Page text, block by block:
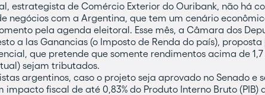
estrategista de Comércio Exterior do Ouribank, não há
negócios com a Argentina, que tem um cenário
pela agenda eleitoral. Esse mês, a Câmara dos
a las Ganancias (o Imposto de Renda do país),
que pretende que somente rendimentos acima de
sejam tributados.
argentinos, caso o projeto seja aprovado no Senado e
impacto fiscal de até 0,83% do Produto Interno Bruto